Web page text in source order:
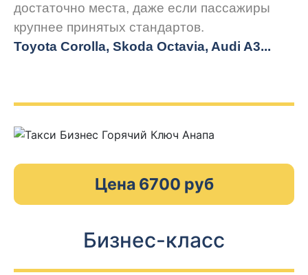
достаточно места, даже если пассажиры
крупнее принятых стандартов.
Toyota Corolla, Skoda Octavia, Audi A3...
Цена 6700 руб
Бизнес-класс